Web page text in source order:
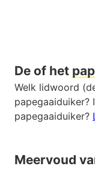
De of het
Welk lidwoord
papegaaiduiker?
papegaaiduiker?
Meervoud